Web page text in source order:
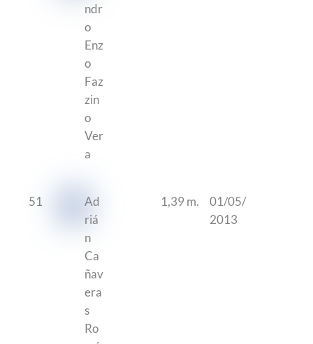
ndr
o
Enz
o
Faz
zin
o
Ver
a
51
Ad
riá
n
Ca
ñav
era
s
Ro
1,39 m.
01/05/
2013